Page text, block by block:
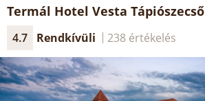
Termál Hotel Vesta Tápiószecső
4.7 Rendkívüli 238 értékelés